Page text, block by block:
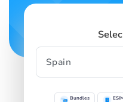
Bundles